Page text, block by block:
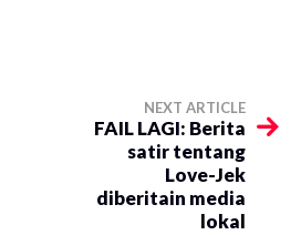
NEXT ARTICLE
FAIL LAGI: Berita
satir tentang
Love-Jek
diberitain media
lokal